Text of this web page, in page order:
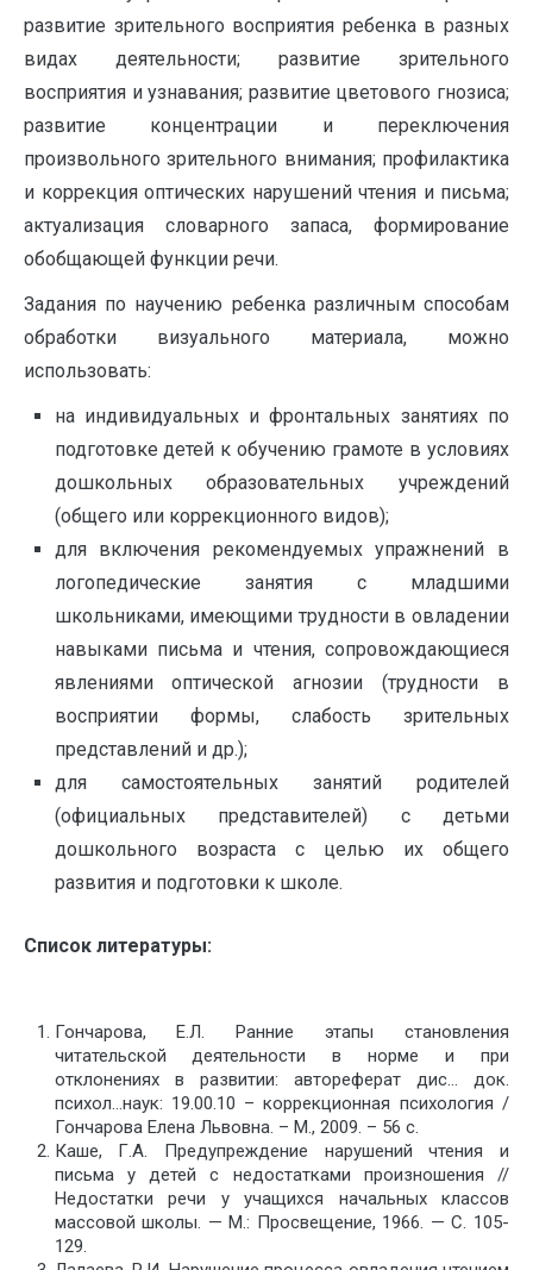
развитие зрительного восприятия ребенка в разных
видах деятельности; развитие зрительного
восприятия и узнавания; развитие цветового гнозиса;
развитие концентрации и переключения
произвольного зрительного внимания; профилактика
и коррекция оптических нарушений чтения и письма;
актуализация словарного запаса, формирование
обобщающей функции речи.
Задания по научению ребенка различным способам
обработки визуального материала, можно
использовать:
на индивидуальных и фронтальных занятиях по
подготовке детей к обучению грамоте в условиях
дошкольных образовательных учреждений
(общего или коррекционного видов);
для включения рекомендуемых упражнений в
логопедические занятия с младшими
школьниками, имеющими трудности в овладении
навыками письма и чтения, сопровождающиеся
явлениями оптической агнозии (трудности в
восприятии формы, слабость зрительных
представлений и др.);
для самостоятельных занятий родителей
(официальных представителей) с детьми
дошкольного возраста с целью их общего
развития и подготовки к школе.
Список литературы:
Гончарова, Е.Л. Ранние этапы становления
читательской деятельности в норме и при
отклонениях в развитии: автореферат дис… док.
психол…наук: 19.00.10 – коррекционная психология /
Гончарова Елена Львовна. – М., 2009. – 56 с.
Каше, Г.А. Предупреждение нарушений чтения и
письма у детей с недостатками произношения //
Недостатки речи у учащихся начальных классов
массовой школы. — М.: Просвещение, 1966. — С. 105-
129.